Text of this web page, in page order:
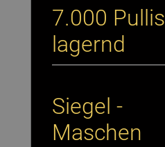
7.000 Pullis
lagernd
Siegel -
Maschen